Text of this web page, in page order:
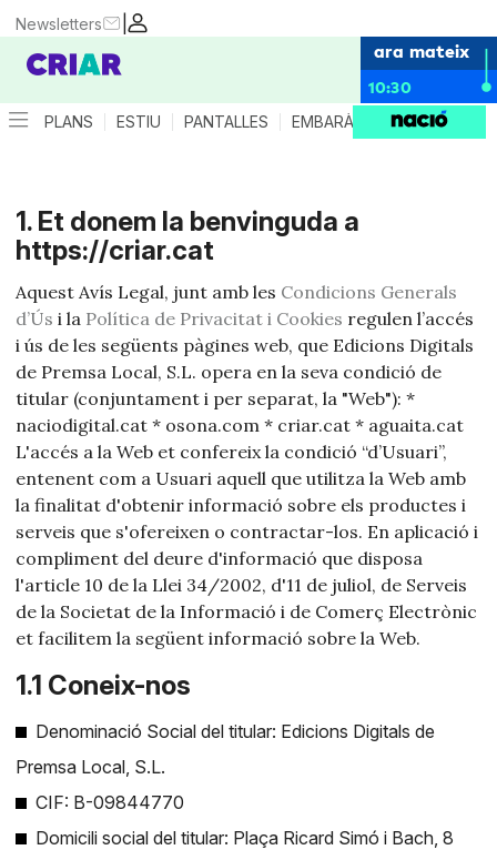
|
Newsletters
ara mateix
10:30
PLANS ESTIU PANTALLES EMBARÀS CRIANÇA
1. Et donem la benvinguda a
https://criar.cat
Aquest Avís Legal, junt amb les Condicions Generals
d’Ús i la Política de Privacitat i Cookies regulen l’accés
i ús de les següents pàgines web, que Edicions Digitals
de Premsa Local, S.L. opera en la seva condició de
titular (conjuntament i per separat, la "Web"): *
naciodigital.cat * osona.com * criar.cat * aguaita.cat
L'accés a la Web et confereix la condició “d’Usuari”,
entenent com a Usuari aquell que utilitza la Web amb
la finalitat d'obtenir informació sobre els productes i
serveis que s'ofereixen o contractar-los. En aplicació i
compliment del deure d'informació que disposa
l'article 10 de la Llei 34/2002, d'11 de juliol, de Serveis
de la Societat de la Informació i de Comerç Electrònic
et facilitem la següent informació sobre la Web.
1.1 Coneix-nos
Denominació Social del titular: Edicions Digitals de
Premsa Local, S.L.
CIF: B-09844770
Domicili social del titular: Plaça Ricard Simó i Bach, 8